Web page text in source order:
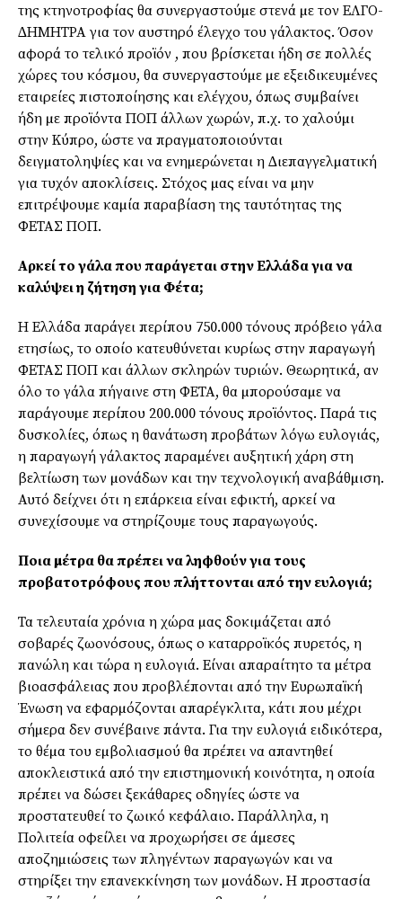
της κτηνοτροφίας θα συνεργαστούµε στενά µε τον ΕΛΓΟ-
∆ΗΜΗΤΡΑ για τον αυστηρό έλεγχο του γάλακτος. Όσον
αφορά το τελικό προϊόν , που βρίσκεται ήδη σε πολλές
χώρες του κόσµου, θα συνεργαστούµε µε εξειδικευµένες
εταιρείες πιστοποίησης και ελέγχου, όπως συµβαίνει
ήδη µε προϊόντα ΠΟΠ άλλων χωρών, π.χ. το χαλούµι
στην Κύπρο, ώστε να πραγµατοποιούνται
δειγµατοληψίες και να ενηµερώνεται η ∆ιεπαγγελµατική
για τυχόν αποκλίσεις. Στόχος µας είναι να µην
επιτρέψουµε καµία παραβίαση της ταυτότητας της
ΦΕΤΑΣ ΠΟΠ.
Αρκεί το γάλα που παράγεται στην Ελλάδα για να
καλύψει η ζήτηση για Φέτα;
Η Ελλάδα παράγει περίπου 750.000 τόνους πρόβειο γάλα
ετησίως, το οποίο κατευθύνεται κυρίως στην παραγωγή
ΦΕΤΑΣ ΠΟΠ και άλλων σκληρών τυριών. Θεωρητικά, αν
όλο το γάλα πήγαινε στη ΦΕΤΑ, θα µπορούσαµε να
παράγουµε περίπου 200.000 τόνους προϊόντος. Παρά τις
δυσκολίες, όπως η θανάτωση προβάτων λόγω ευλογιάς,
η παραγωγή γάλακτος παραµένει αυξητική χάρη στη
βελτίωση των µονάδων και την τεχνολογική αναβάθµιση.
Αυτό δείχνει ότι η επάρκεια είναι εφικτή, αρκεί να
συνεχίσουµε να στηρίζουµε τους παραγωγούς.
Ποια µέτρα θα πρέπει να ληφθούν για τους
προβατοτρόφους που πλήττονται από την ευλογιά;
Τα τελευταία χρόνια η χώρα µας δοκιµάζεται από
σοβαρές ζωονόσους, όπως ο καταρροϊκός πυρετός, η
πανώλη και τώρα η ευλογιά. Είναι απαραίτητο τα µέτρα
βιοασφάλειας που προβλέπονται από την Ευρωπαϊκή
Ένωση να εφαρµόζονται απαρέγκλιτα, κάτι που µέχρι
σήµερα δεν συνέβαινε πάντα. Για την ευλογιά ειδικότερα,
το θέµα του εµβολιασµού θα πρέπει να απαντηθεί
αποκλειστικά από την επιστηµονική κοινότητα, η οποία
πρέπει να δώσει ξεκάθαρες οδηγίες ώστε να
προστατευθεί το ζωικό κεφάλαιο. Παράλληλα, η
Πολιτεία οφείλει να προχωρήσει σε άµεσες
αποζηµιώσεις των πληγέντων παραγωγών και να
στηρίξει την επανεκκίνηση των µονάδων. Η προστασία